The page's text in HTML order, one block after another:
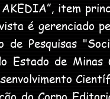
item
é gerenciado
de Pesquisas
Estado de Minas